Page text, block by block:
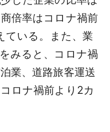
倍率はコロナ禍前
ている。また、業
みると、コロナ禍
業、道路旅客運送
ロナ禍前より2カ